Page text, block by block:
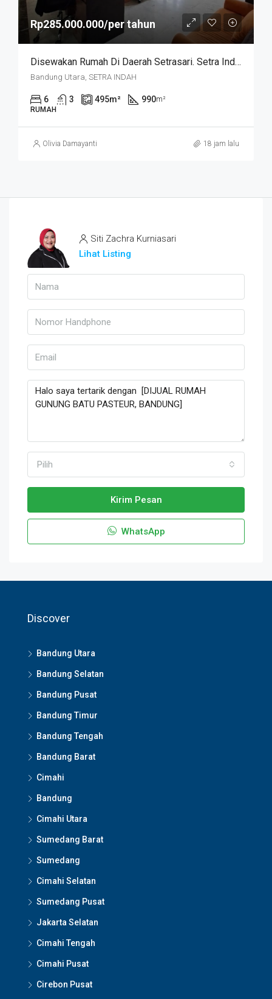
Rp285.000.000/per tahun
Disewakan Rumah Di Daerah Setrasari. Setra Indah
Bandung Utara, SETRA INDAH
6 3 495m² 990m²
RUMAH
Olivia Damayanti 18 jam lalu
Siti Zachra Kurniasari
Lihat Listing
Pilih
Kirim Pesan
WhatsApp
Discover
Bandung Utara
Bandung Selatan
Bandung Pusat
Bandung Timur
Bandung Tengah
Bandung Barat
Cimahi
Bandung
Cimahi Utara
Sumedang Barat
Sumedang
Cimahi Selatan
Sumedang Pusat
Jakarta Selatan
Cimahi Tengah
Cimahi Pusat
Cirebon Pusat